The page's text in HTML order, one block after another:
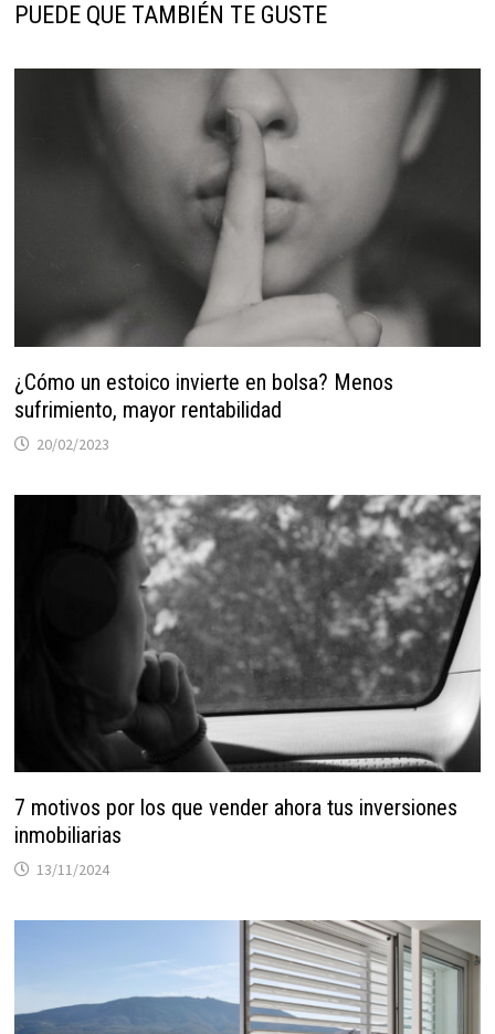
PUEDE QUE TAMBIÉN TE GUSTE
¿Cómo un estoico invierte en bolsa? Menos
sufrimiento, mayor rentabilidad
20/02/2023
7 motivos por los que vender ahora tus inversiones
inmobiliarias
13/11/2024